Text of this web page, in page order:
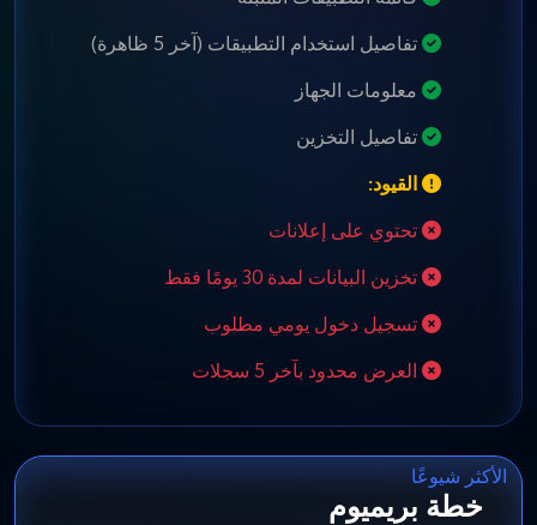
تفاصيل استخدام التطبيقات (آخر 5 ظاهرة)
معلومات الجهاز
تفاصيل التخزين
القيود:
تحتوي على إعلانات
تخزين البيانات لمدة 30 يومًا فقط
تسجيل دخول يومي مطلوب
العرض محدود بآخر 5 سجلات
الأكثر شيوعًا
خطة بريميوم